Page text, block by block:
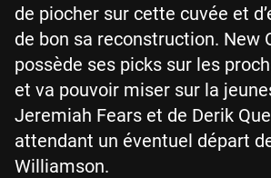
de piocher sur cette cuvée et
de bon sa reconstruction. New
possède ses picks sur les
et va pouvoir miser sur la
Jeremiah Fears et de Derik
attendant un éventuel départ
Williamson.